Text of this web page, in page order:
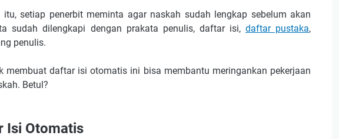
setiap penerbit meminta agar naskah sudah lengkap sebelum akan
sudah dilengkapi dengan prakata penulis, daftar isi, daftar pustaka,
penulis.
membuat daftar isi otomatis ini bisa membantu meringankan pekerjaan
Betul?
Isi Otomatis